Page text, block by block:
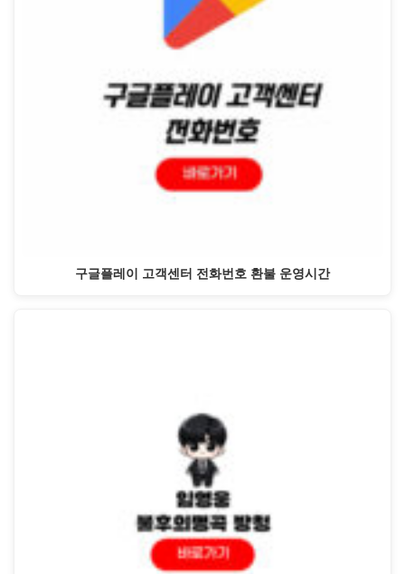
구글플레이 고객센터 전화번호 환불 운영시간